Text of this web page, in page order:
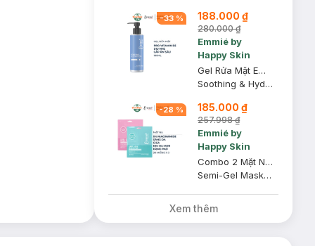
-33 % 188.000 ₫
280.000 ₫
Emmié by
Happy Skin
Gel Rửa Mặt Emmié Dịu Nhẹ & Cấp Ẩm Sâu 180ml
Soothing & Hydrating Derma Cleansing Gel
-28 % 185.000 ₫
257.998 ₫
Emmié by
Happy Skin
Combo 2 Mặt Nạ Emmié 5% Niacinamide Sáng Da + Mặt Nạ Cica Dịu Da Mụn Dạng Pad 20 Miếng
Semi-Gel Mask Pad For Dull Skin And Large Pores + Sensitve Acne-Prone Skin
Xem thêm